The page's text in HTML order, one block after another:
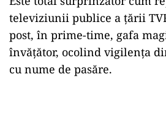
televiziunii publice a țării
post, în prime-time, gafa
învățător, ocolind vigilența
cu nume de pasăre.